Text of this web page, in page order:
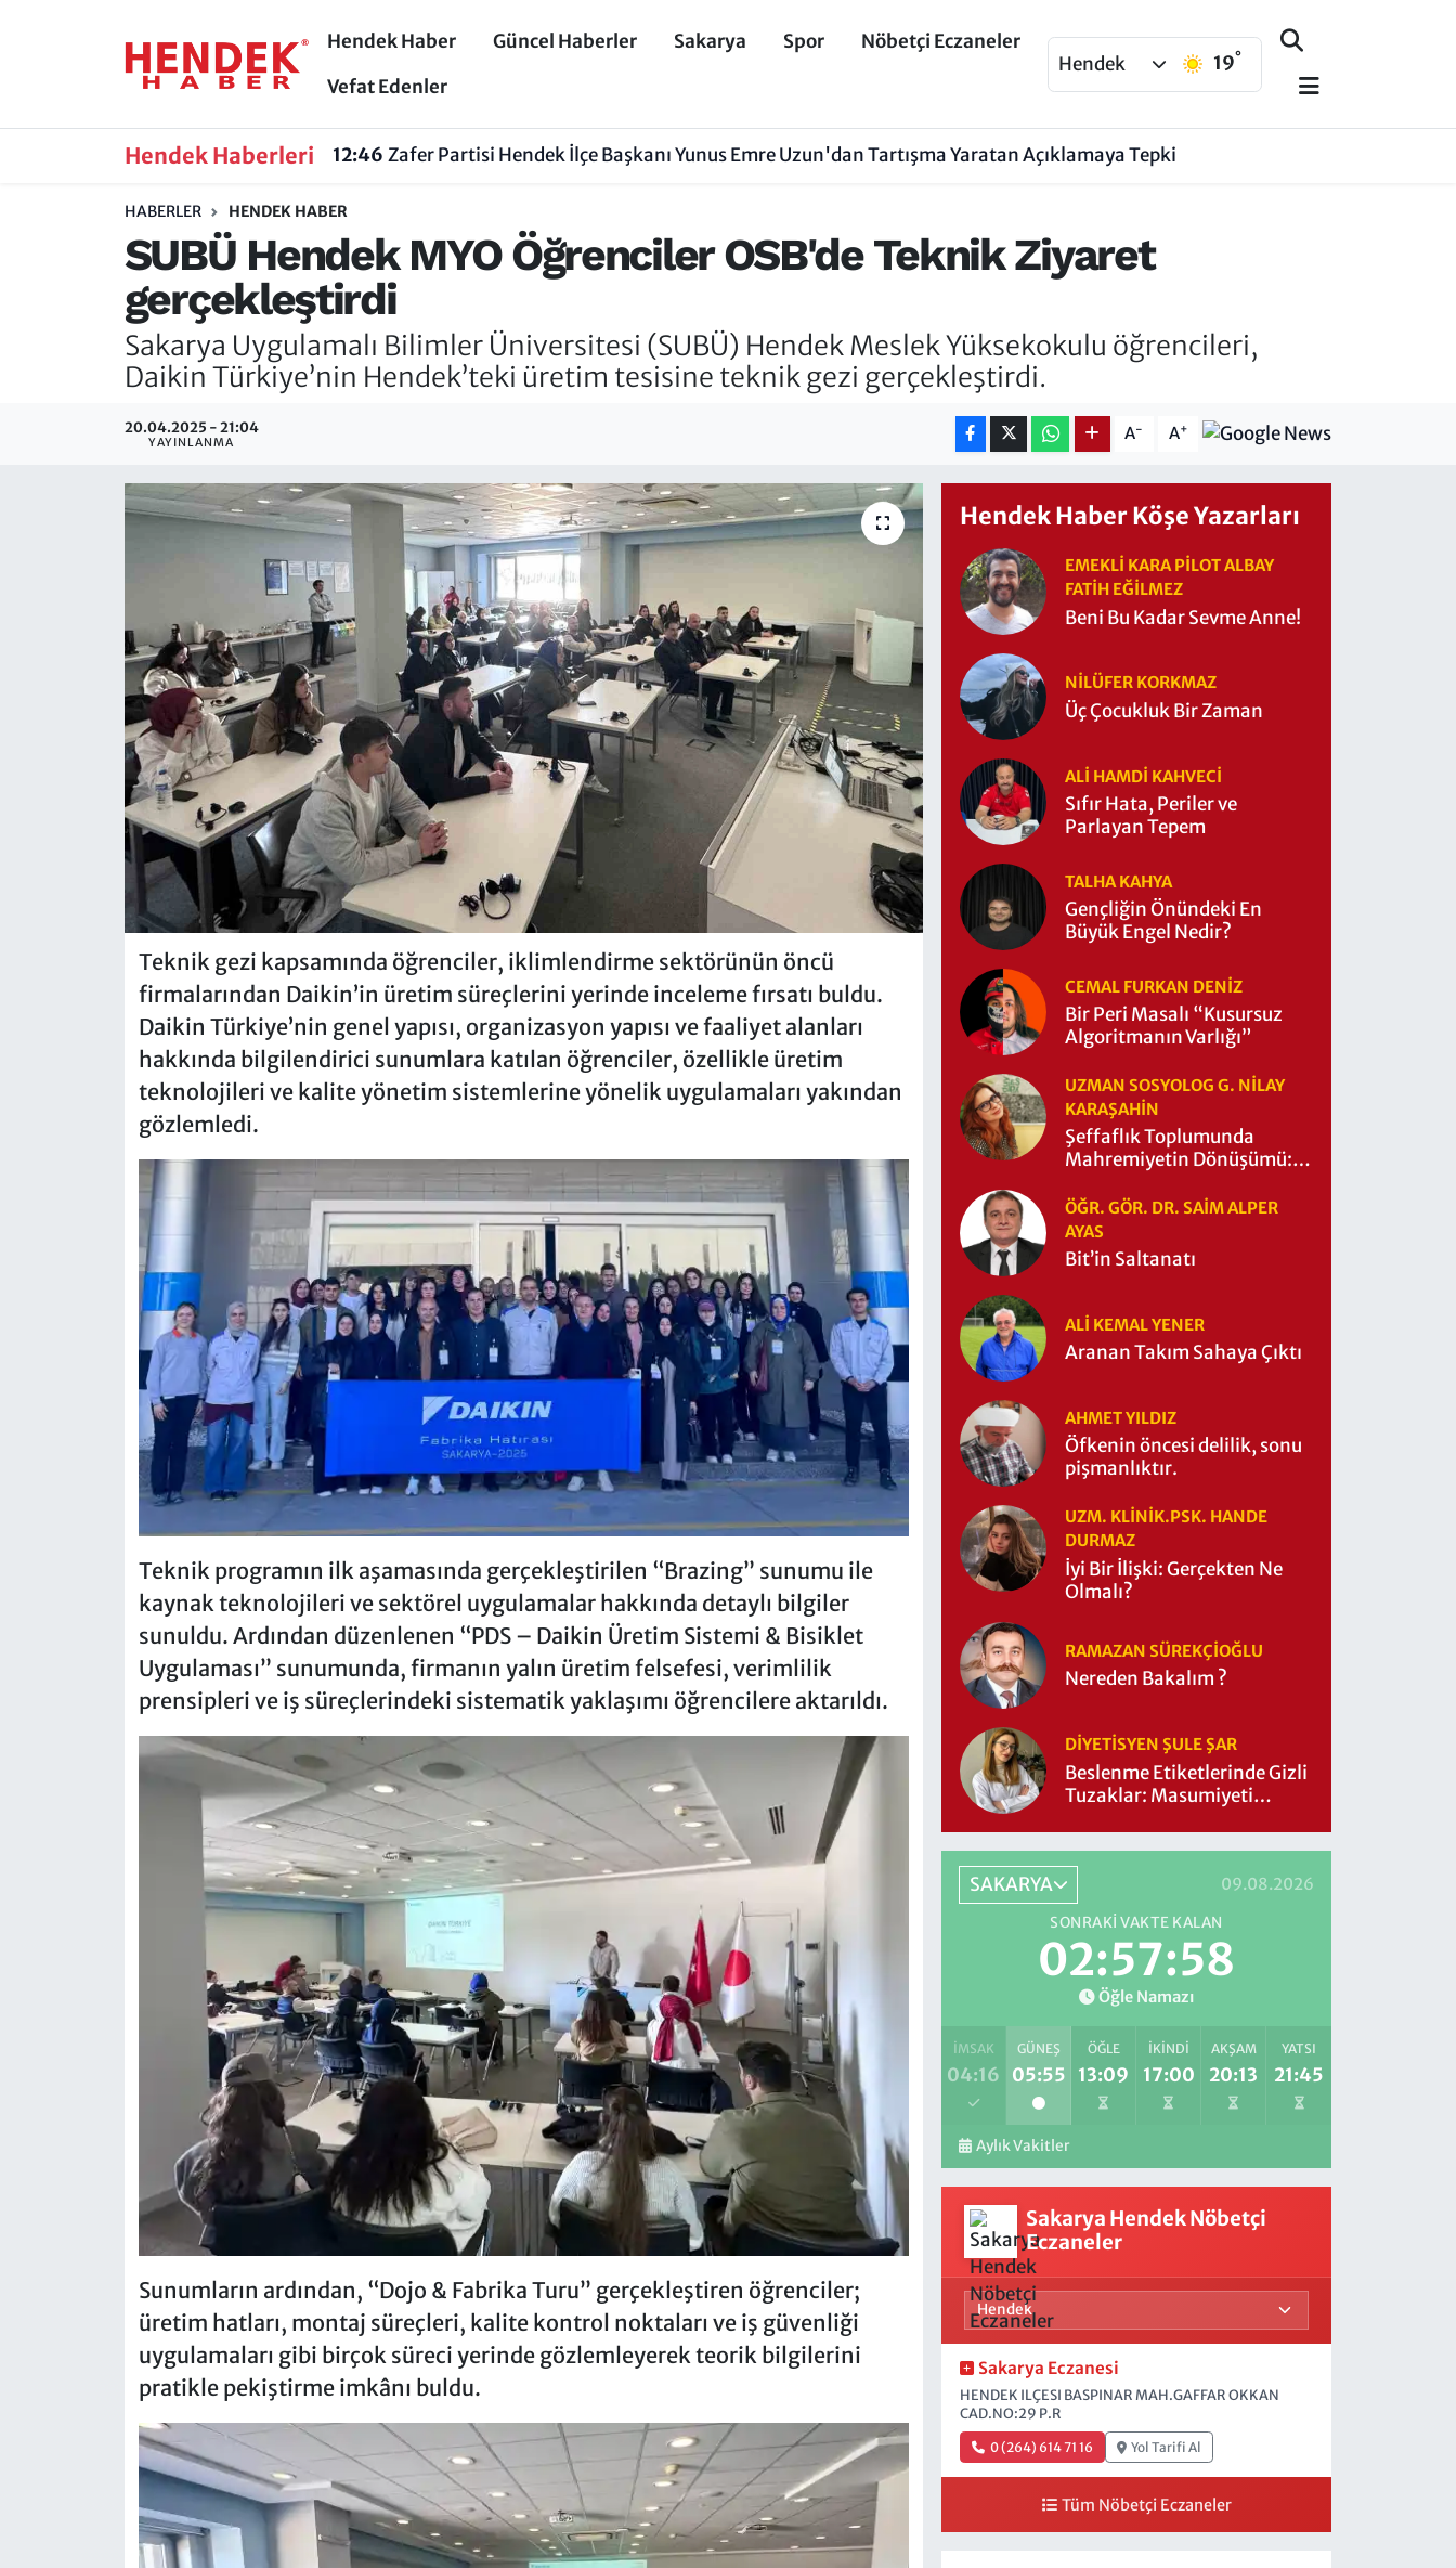
Hendek Haber Güncel Haberler Sakarya Spor
Nöbetçi Eczaneler
Vefat Edenler
Hendek 19°
Hendek Haberleri 12:46 Zafer Partisi Hendek İlçe Başkanı Yunus Emre Uzun'dan Tartışma Yaratan Açıklamaya Tepki
HABERLER HENDEK HABER
SUBÜ Hendek MYO Öğrenciler OSB'de Teknik Ziyaret
gerçekleştirdi
Sakarya Uygulamalı Bilimler Üniversitesi (SUBÜ) Hendek Meslek Yüksekokulu öğrencileri,
Daikin Türkiye’nin Hendek’teki üretim tesisine teknik gezi gerçekleştirdi.
20.04.2025 - 21:04
YAYINLANMA A- A+
Teknik gezi kapsamında öğrenciler, iklimlendirme sektörünün öncü
firmalarından Daikin’in üretim süreçlerini yerinde inceleme fırsatı buldu.
Daikin Türkiye’nin genel yapısı, organizasyon yapısı ve faaliyet alanları
hakkında bilgilendirici sunumlara katılan öğrenciler, özellikle üretim
teknolojileri ve kalite yönetim sistemlerine yönelik uygulamaları yakından
gözlemledi.
Teknik programın ilk aşamasında gerçekleştirilen “Brazing” sunumu ile
kaynak teknolojileri ve sektörel uygulamalar hakkında detaylı bilgiler
sunuldu. Ardından düzenlenen “PDS – Daikin Üretim Sistemi & Bisiklet
Uygulaması” sunumunda, firmanın yalın üretim felsefesi, verimlilik
prensipleri ve iş süreçlerindeki sistematik yaklaşımı öğrencilere aktarıldı.
Sunumların ardından, “Dojo & Fabrika Turu” gerçekleştiren öğrenciler;
üretim hatları, montaj süreçleri, kalite kontrol noktaları ve iş güvenliği
uygulamaları gibi birçok süreci yerinde gözlemleyerek teorik bilgilerini
pratikle pekiştirme imkânı buldu.
Hendek Haber Köşe Yazarları
EMEKLI KARA PILOT ALBAY
FATIH EĞİLMEZ
Beni Bu Kadar Sevme Anne!
NILÜFER KORKMAZ
Üç Çocukluk Bir Zaman
ALI HAMDI KAHVECİ
Sıfır Hata, Periler ve
Parlayan Tepem
TALHA KAHYA
Gençliğin Önündeki En
Büyük Engel Nedir?
CEMAL FURKAN DENİZ
Bir Peri Masalı “Kusursuz
Algoritmanın Varlığı”
UZMAN SOSYOLOG G. NILAY
KARAŞAHİN
Şeffaflık Toplumunda
Mahremiyetin Dönüşümü:
Zaman Yıkıldı?
ÖĞR. GÖR. DR. SAIM ALPER
AYAS
Bit’in Saltanatı
ALI KEMAL YENER
Aranan Takım Sahaya Çıktı
AHMET YILDIZ
Öfkenin öncesi delilik, sonu
pişmanlıktır.
UZM. KLINIK.PSK. HANDE
DURMAZ
İyi Bir İlişki: Gerçekten Ne
Olmalı?
RAMAZAN SÜREKÇIOĞLU
Nereden Bakalım ?
DIYETISYEN ŞULE ŞAR
Beslenme Etiketlerinde Gizli
Tuzaklar: Masumiyeti
SAKARYA 09.08.2026
SONRAKI VAKTE KALAN
02:57:56
Öğle Namazı
İMSAK
04:16
GÜNEŞ
05:55
ÖĞLE
13:09
İKINDI
17:00
AKŞAM
20:13
YATSI
21:45
Aylık Vakitler
Sakarya Hendek Nöbetçi
Eczaneler
Sakarya Eczanesi
HENDEK ILÇESI BASPINAR MAH.GAFFAR OKKAN
CAD.NO:29 P.R
0 (264) 614 71 16 Yol Tarifi Al
Tüm Nöbetçi Eczaneler
Hendek Haber
Nöbetçi Eczaneler
Vefat Edenler
Hendek Haber
Sakarya
Hakkında
Hendek Haber Reklam Servisi
Sakarya Nöbetçi Eczaneler
Süper Lig Puan Durumu ve Fikstür
Tüm Manşetler
Son Dakika Haberleri